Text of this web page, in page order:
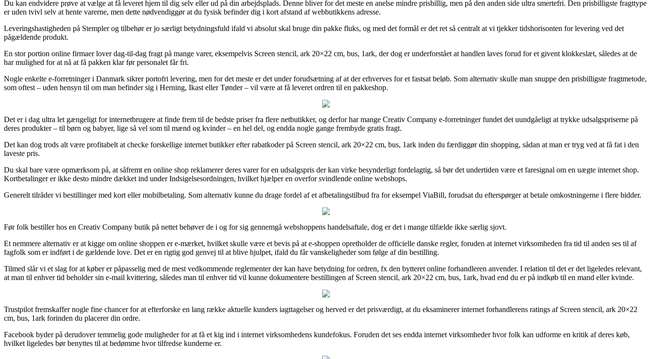
Du kan endvidere prøve at vælge at få leveret hjem til dig selv eller ud på din arbejdsplads. Denne bliver for det meste en anelse mindre prisbillig, men på den anden side ultra smertefri. Den prisbilligste fragttype
er uden tvivl selv at hente varerne, men dette nødvendiggør at du fysisk befinder dig i kort afstand af webbutikkens adresse.
Leveringshastigheden på Stempler og tilbehør er jo særligt betydningsfuld ifald vi absolut skal bruge din pakke fluks, og med det formål er det ret så centralt at vi tjekker tidshorisonten for levering ved det
pågældende produkt.
En stor portion online firmaer lover dag-til-dag fragt på mange varer, eksempelvis Screen stencil, ark 20×22 cm, bus, 1ark, der dog er underforstået at handlen laves forud for et givent klokkeslæt, således at de
har mulighed for at nå at få pakken klar før personalet får fri.
Nogle enkelte e-forretninger i Danmark sikrer portofri levering, men for det meste er det under forudsætning af at der erhverves for et fastsat beløb. Som alternativ skulle man snuppe den prisbilligste fragtmetode,
som oftest – uden hensyn til om man befinder sig i Herning, Ikast eller Tønder – vil være at få leveret ordren til en pakkeshop.
Det er i dag ultra let gængeligt for internetbrugere at finde frem til de bedste priser fra flere netbutikker, og derfor har mange Creativ Company e-forretninger fundet det uundgåeligt at trykke udsalgspriserne på
deres produkter – til børn og babyer, lige så vel som til mænd og kvinder – en hel del, og endda nogle gange frembyde gratis fragt.
Det kan dog trods alt være profitabelt at checke forskellige internet butikker efter rabatkoder på Screen stencil, ark 20×22 cm, bus, 1ark inden du færdiggør din shopping, sådan at man er tryg ved at få fat i den
laveste pris.
Du skal bare være opmærksom på, at såfremt en online shop reklamerer deres varer for en udsalgspris der kan virke besynderligt fordelagtig, så bør det undertiden være et faresignal om en uægte internet shop.
Kortbetalinger er ikke desto mindre dækket ind under Indsigelsesordningen, hvilket hjælper en overfor svindlende online webshops.
Generelt tilråder vi bestillinger med kort eller mobilbetaling. Som alternativ kunne du drage fordel af et afbetalingstilbud fra for eksempel ViaBill, forudsat du efterspørger at betale omkostningerne i flere bidder.
Før folk bestiller hos en Creativ Company butik på nettet behøver de i og for sig gennemgå webshoppens handelsaftale, dog er det i mange tilfælde ikke særlig sjovt.
Et nemmere alternativ er at kigge om online shoppen er e-mærket, hvilket skulle være et bevis på at e-shoppen opretholder de officielle danske regler, foruden at internet virksomheden fra tid til anden ses til af
fagfolk som er indført i de gældende love. Det er en rigtig god genvej til at blive hjulpet, ifald du får vanskeligheder som følge af din bestilling.
Tilmed slår vi et slag for at køber er påpasselig med de mest vedkommende reglementer der kan have betydning for ordren, fx den bytteret online forhandleren anvender. I relation til det er det ligeledes relevant,
at man til enhver tid beholder sin e-mail kvittering, således man til enhver tid vil kunne dokumentere bestillingen af Screen stencil, ark 20×22 cm, bus, 1ark, hvad end du er på indkøb til en mand eller kvinde.
Trustpilot fremskaffer nogle fine chancer for at efterforske en lang række aktuelle kunders iagttagelser og herved er det prisværdigt, at du eksaminerer internet forhandlerens ratings af Screen stencil, ark 20×22
cm, bus, 1ark forinden du placerer din ordre.
Facebook byder på derudover temmelig gode muligheder for at få et kig ind i internet virksomhedens kundefokus. Foruden det ses endda internet virksomheder hvor folk kan udforme en kritik af deres køb,
hvilket ligeledes bør benyttes til at bedømme hvor tilfredse kunderne er.